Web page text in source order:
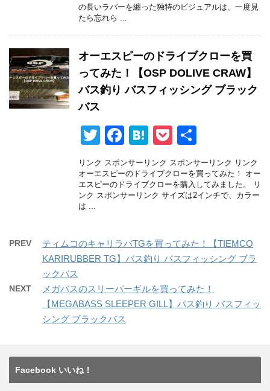
er e
b
o
o
k
n
et
の長いラバーを纏った独特のビジュアルは、一度見
たら忘れら ...
オーエスピーのドライブクローを買
ってみた！【OSP DOLIVE CRAW】
バス釣り バスフィッシング ブラック
バス
T
wi
tt
er
F
a
c
e
o
k
H
at
e
n
P
o
ck
et
有
リンク スポンサーリンク スポンサーリンク リンク
オーエスピーのドライブクローを買ってみた！ オー
エスピーのドライブクローを購入してみました。 リ
ンク スポンサーリンク サイズは2インチで、カラー
は ...
PREV
ティムコのキャリラバTGを買ってみた！【TIEMCO
KARIRUBBER TG】バス釣り バスフィッシング ブラ
ックバス
NEXT
メガバスのスリーパーギルを買ってみた！
【MEGABASS SLEEPER GILL】バス釣り バスフィッ
シング ブラックバス
Facebook いいね！